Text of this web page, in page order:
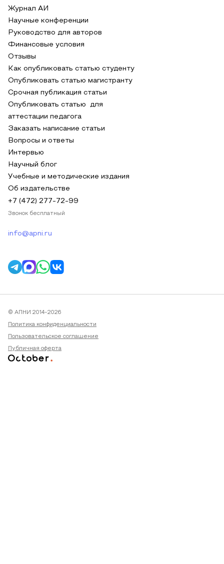
Журнал АИ
Научные конференции
Руководство для авторов
Финансовые условия
Отзывы
Как опубликовать статью студенту
Опубликовать статью магистранту
Срочная публикация статьи
Опубликовать статью для
аттестации педагога
Заказать написание статьи
Вопросы и ответы
Интервью
Научный блог
Учебные и методические издания
Об издательстве
+7 (472) 277-72-99
Звонок бесплатный
info@apni.ru
© АПНИ 2014-2026
Политика конфиденциальности
Пользовательское соглашение
Публичная оферта